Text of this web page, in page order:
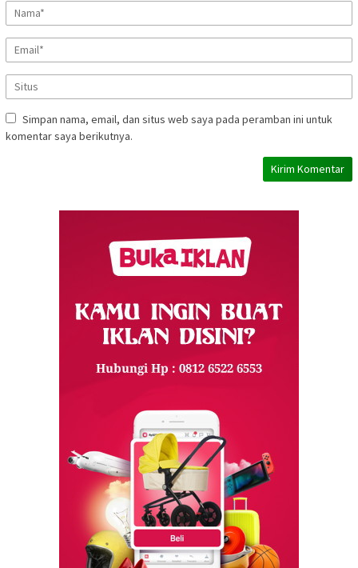
Simpan nama, email, dan situs web saya pada peramban ini untuk
komentar saya berikutnya.